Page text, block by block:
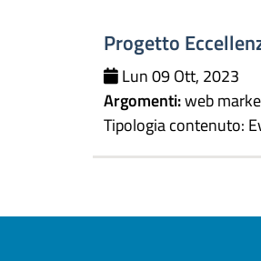
Progetto
Lun 09 Ott, 2023
Argomenti:web
Tipologia contenuto: